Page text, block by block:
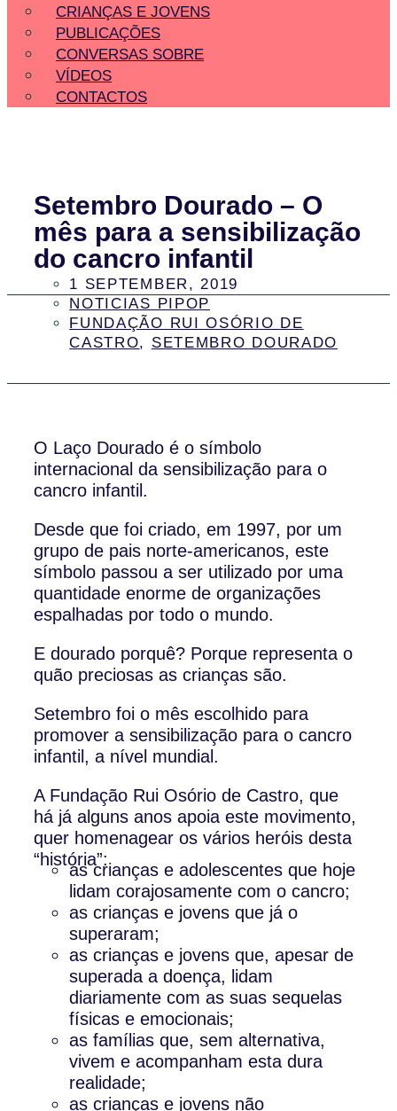
CRIANÇAS E JOVENS
PUBLICAÇÕES
CONVERSAS SOBRE
VÍDEOS
CONTACTOS
Setembro Dourado – O
mês para a sensibilização
do cancro infantil
1 SEPTEMBER, 2019
NOTICIAS PIPOP
FUNDAÇÃO RUI OSÓRIO DE
CASTRO, SETEMBRO DOURADO
O Laço Dourado é o símbolo
internacional da sensibilização para o
cancro infantil.
Desde que foi criado, em 1997, por um
grupo de pais norte-americanos, este
símbolo passou a ser utilizado por uma
quantidade enorme de organizações
espalhadas por todo o mundo.
E dourado porquê? Porque representa o
quão preciosas as crianças são.
Setembro foi o mês escolhido para
promover a sensibilização para o cancro
infantil, a nível mundial.
A Fundação Rui Osório de Castro, que
há já alguns anos apoia este movimento,
quer homenagear os vários heróis desta
“história”:
as crianças e adolescentes que hoje
lidam corajosamente com o cancro;
as crianças e jovens que já o
superaram;
as crianças e jovens que, apesar de
superada a doença, lidam
diariamente com as suas sequelas
físicas e emocionais;
as famílias que, sem alternativa,
vivem e acompanham esta dura
realidade;
as crianças e jovens não